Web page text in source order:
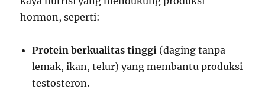
hormon, seperti:
Protein berkualitas tinggi (daging tanpa
lemak, ikan, telur) yang membantu produksi
testosteron.